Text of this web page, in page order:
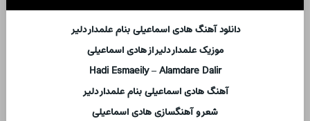
دانلود آهنگ هادی اسماعیلی بنام علمدار دلیر
موزیک علمدار دلیر از هادی اسماعیلی
Hadi Esmaeily – Alamdare Dalir
آهنگ هادی اسماعیلی بنام علمدار دلیر
شعر و آهنگسازی هادی اسماعیلی